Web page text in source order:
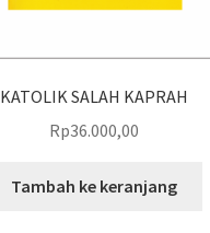
KATOLIK SALAH KAPRAH
Rp36.000,00
Tambah ke keranjang